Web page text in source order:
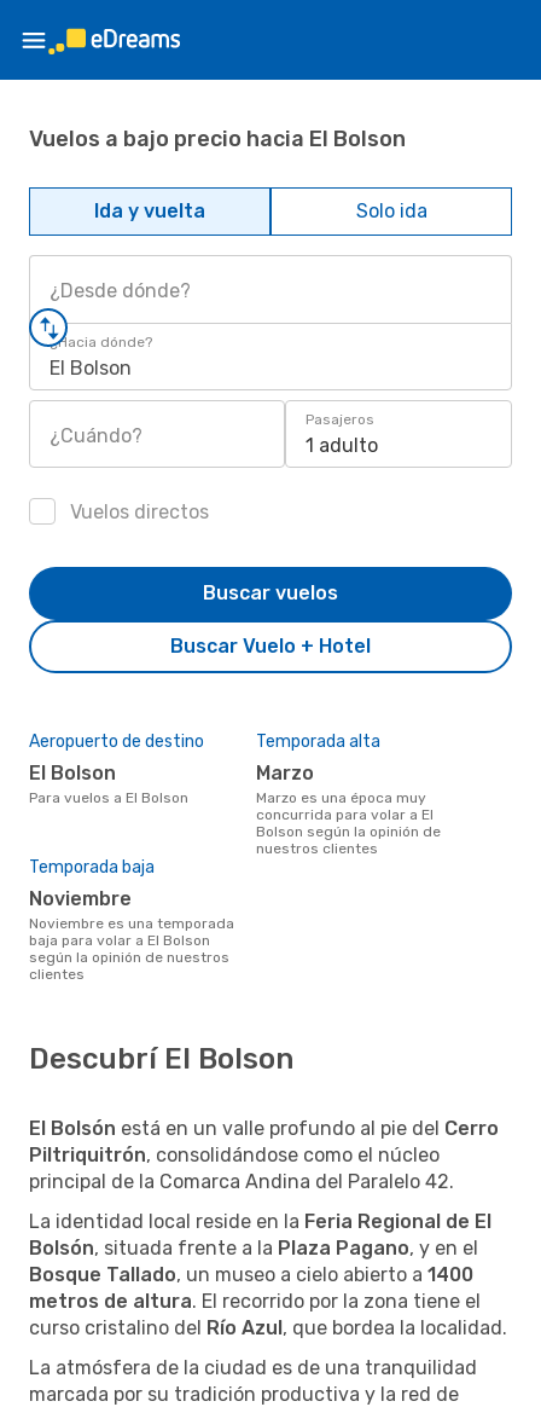
Vuelos a bajo precio hacia El Bolson
Ida y vuelta Solo ida
¿Desde dónde?
¿Hacia dónde?
El Bolson
¿Cuándo?
Pasajeros
1 adulto
Vuelos directos
Buscar Vuelo + Hotel
Buscar vuelos
Aeropuerto de destino
El Bolson
Para vuelos a El Bolson
Temporada alta
marzo
marzo es una época muy
concurrida para volar a El
Bolson según la opinión de
nuestros clientes
Temporada baja
noviembre
noviembre es una temporada
baja para volar a El Bolson
según la opinión de nuestros
clientes
Descubrí El Bolson
El Bolsón está en un valle profundo al pie del Cerro
Piltriquitrón, consolidándose como el núcleo
principal de la Comarca Andina del Paralelo 42.
La identidad local reside en la Feria Regional de El
Bolsón, situada frente a la Plaza Pagano, y en el
Bosque Tallado, un museo a cielo abierto a 1400
metros de altura. El recorrido por la zona tiene el
curso cristalino del Río Azul, que bordea la localidad.
La atmósfera de la ciudad es de una tranquilidad
marcada por su tradición productiva y la red de